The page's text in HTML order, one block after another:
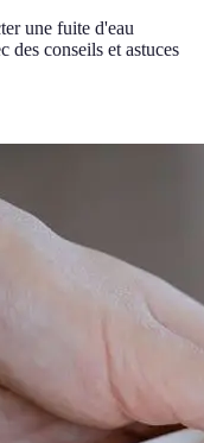
une fuite d'eau
des conseils et astuces